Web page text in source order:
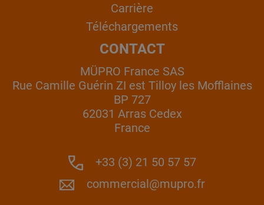
Carrière
Téléchargements
CONTACT
MÜPRO France SAS
Rue Camille Guérin ZI est Tilloy les Mofflaines
BP 727
62031 Arras Cedex
France
+33 (3) 21 50 57 57
commercial@mupro.fr